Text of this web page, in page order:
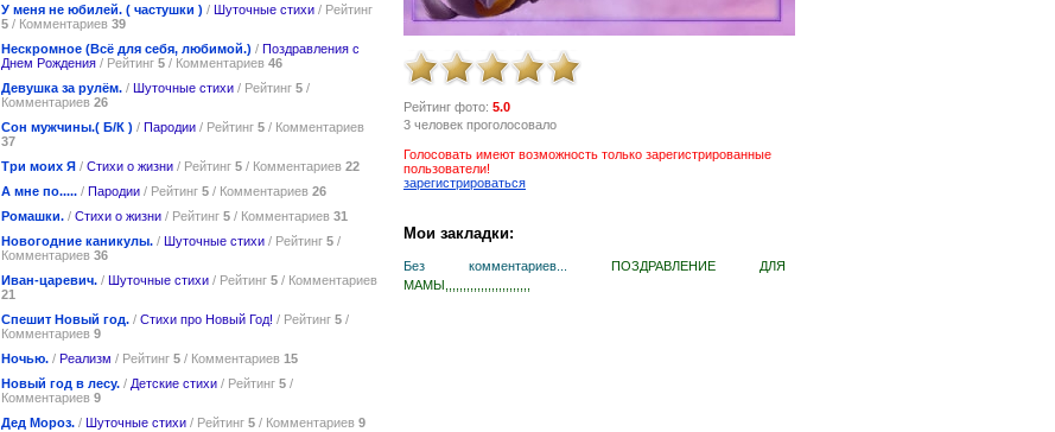
У меня не юбилей. ( частушки ) / Шуточные стихи / Рейтинг
5 / Комментариев 39
Нескромное (Всё для себя, любимой.) / Поздравления с
Днем Рождения / Рейтинг 5 / Комментариев 46
Девушка за рулём. / Шуточные стихи / Рейтинг 5 /
Комментариев 26
Сон мужчины.( Б/К ) / Пародии / Рейтинг 5 / Комментариев
37
Три моих Я / Стихи о жизни / Рейтинг 5 / Комментариев 22
А мне по..... / Пародии / Рейтинг 5 / Комментариев 26
Ромашки. / Стихи о жизни / Рейтинг 5 / Комментариев 31
Новогодние каникулы. / Шуточные стихи / Рейтинг 5 /
Комментариев 36
Иван-царевич. / Шуточные стихи / Рейтинг 5 / Комментариев
21
Спешит Новый год. / Стихи про Новый Год! / Рейтинг 5 /
Комментариев 9
Ночью. / Реализм / Рейтинг 5 / Комментариев 15
Новый год в лесу. / Детские стихи / Рейтинг 5 /
Комментариев 9
Дед Мороз. / Шуточные стихи / Рейтинг 5 / Комментариев 9
Рейтинг фото: 5.0
3 человек проголосовало
Голосовать имеют возможность только зарегистрированные
пользователи!
зарегистрироваться
Мои закладки:
Без комментариев...
ПОЗДРАВЛЕНИЕ ДЛЯ
МАМЫ,,,,,,,,,,,,,,,,,,,,,,,,